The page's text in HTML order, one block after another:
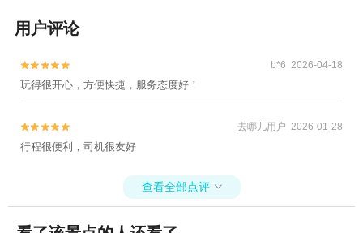
用户评论

 b*6 2026-04-18
玩得很开心，方便快捷，服务态度好！

 去哪儿用户 2026-01-28
行程很便利，司机很友好
查看全部点评 